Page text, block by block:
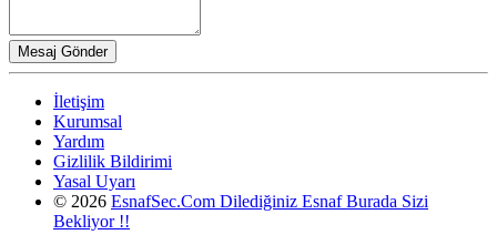
İletişim
Kurumsal
Yardım
Gizlilik Bildirimi
Yasal Uyarı
© 2026 EsnafSec.Com Dilediğiniz Esnaf Burada Sizi
Bekliyor !!